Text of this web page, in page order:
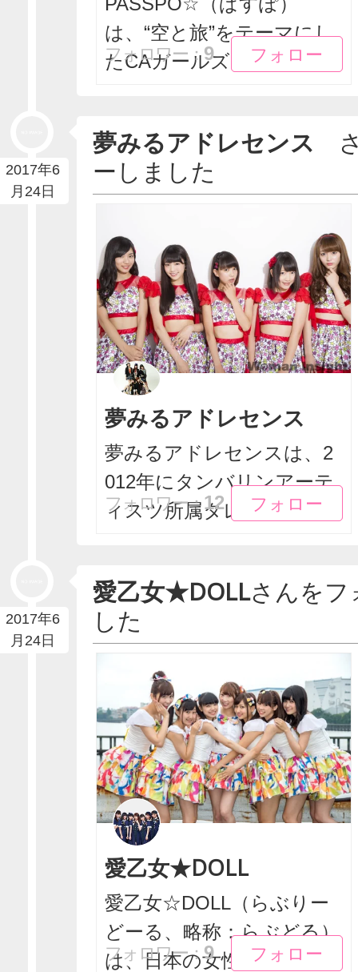
は、“空と旅”をテーマにし
たCAガールズロッ...フォロー
フォロー
フォロワー：9
2017年6
月24日
夢みるアドレセンス
ーしました
夢みるアドレセンス
夢みるアドレセンスは、2
012年にタンバリンアーテ
ィスツ所属タレント...
フォロー
フォロー
フォロワー：12
2017年6
月24日
愛乙女★DOLLさんをフ
した
愛乙女★DOLL
愛乙女☆DOLL（らぶりー
どーる、略称：らぶどる）
は、日本の女性アイ...
フォロー
フォロー
フォロワー：9